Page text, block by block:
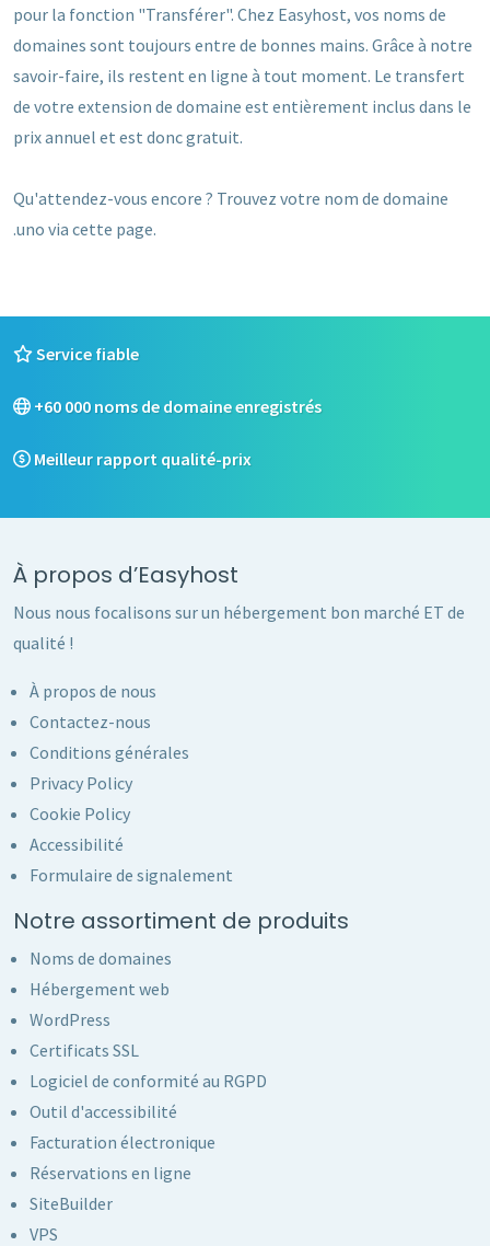
pour la fonction "Transférer". Chez Easyhost, vos noms de
domaines sont toujours entre de bonnes mains. Grâce à notre
savoir-faire, ils restent en ligne à tout moment. Le transfert
de votre extension de domaine est entièrement inclus dans le
prix annuel et est donc gratuit.
Qu'attendez-vous encore ? Trouvez votre nom de domaine
.uno via cette page.
Service fiable
+60 000 noms de domaine enregistrés
Meilleur rapport qualité-prix
À propos d’Easyhost
Nous nous focalisons sur un hébergement bon marché ET de
qualité !
À propos de nous
Contactez-nous
Conditions générales
Privacy Policy
Cookie Policy
Accessibilité
Formulaire de signalement
Notre assortiment de produits
Noms de domaines
Hébergement web
WordPress
Certificats SSL
Logiciel de conformité au RGPD
Outil d'accessibilité
Facturation électronique
Réservations en ligne
SiteBuilder
VPS